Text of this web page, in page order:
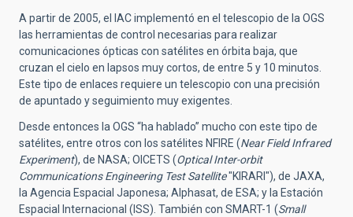
A partir de 2005, el IAC implementó en el telescopio de la OGS
las herramientas de control necesarias para realizar
comunicaciones ópticas con satélites en órbita baja, que
cruzan el cielo en lapsos muy cortos, de entre 5 y 10 minutos.
Este tipo de enlaces requiere un telescopio con una precisión
de apuntado y seguimiento muy exigentes.
Desde entonces la OGS “ha hablado” mucho con este tipo de
satélites, entre otros con los satélites NFIRE (Near Field Infrared
Experiment), de NASA; OICETS (Optical Inter-orbit
Communications Engineering Test Satellite"KIRARI"), de JAXA,
la Agencia Espacial Japonesa; Alphasat, de ESA; y la Estación
Espacial Internacional (ISS). También con SMART-1 (Small